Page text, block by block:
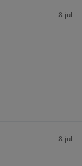
8 jul
8 jul